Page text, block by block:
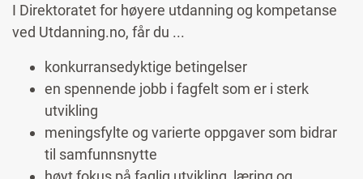
I Direktoratet for høyere utdanning og kompetanse
ved Utdanning.no, får du ...
konkurransedyktige betingelser
en spennende jobb i fagfelt som er i sterk
utvikling
meningsfylte og varierte oppgaver som bidrar
til samfunnsnytte